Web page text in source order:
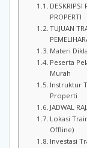
DESKRIPSI
PROPERTI
TUJUAN
Materi
Peserta
Murah
Instruktur
Properti
JADWAL
Lokasi
Offline)
Investasi